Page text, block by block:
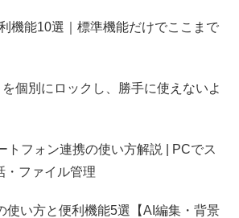
機能10選｜標準機能だけでここまで
個別にロックし、勝手に使えないよ
トフォン連携の使い方解説 | PCでス
・ファイル管理
使い方と便利機能5選【AI編集・背景